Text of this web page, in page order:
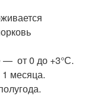
— от 0 до +3°С.
месяца.